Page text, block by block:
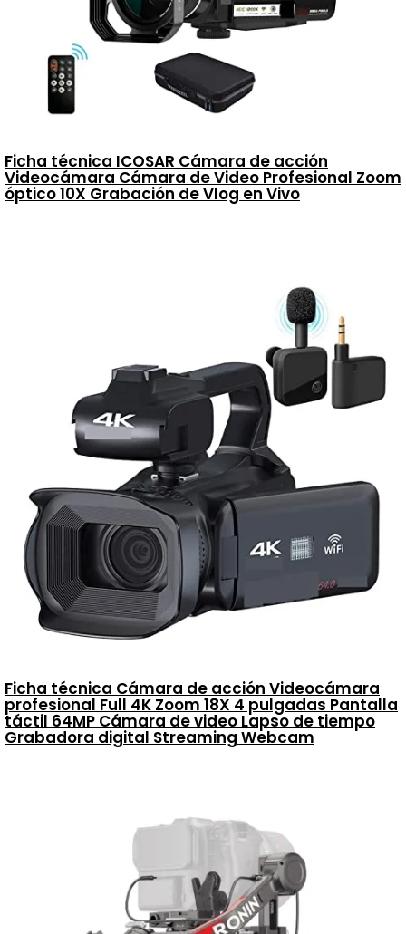
Ficha técnica ICOSAR Cámara de acción
Videocámara Cámara de Video Profesional Zoom
óptico 10X Grabación de Vlog en Vivo
Ficha técnica Cámara de acción Videocámara
profesional Full 4K Zoom 18X 4 pulgadas Pantalla
táctil 64MP Cámara de video Lapso de tiempo
Grabadora digital Streaming Webcam